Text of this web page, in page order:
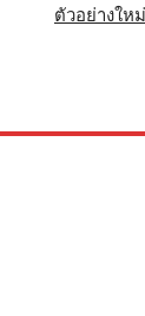
ตัวอย่างให